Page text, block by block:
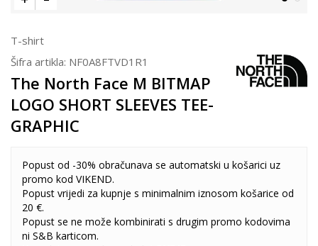
T-shirt
Šifra artikla: NF0A8FTVD1R1
The North Face M BITMAP
LOGO SHORT SLEEVES TEE-
GRAPHIC
Popust od -30% obračunava se automatski u košarici uz
promo kod VIKEND.
Popust vrijedi za kupnje s minimalnim iznosom košarice od
20 €.
Popust se ne može kombinirati s drugim promo kodovima
ni S&B karticom.